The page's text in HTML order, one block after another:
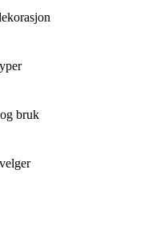
bruk